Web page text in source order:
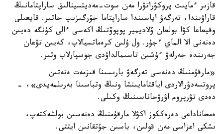
قازىر ءمايىت پروكۋراتۋرا مەن سوت-مەديتسينالىق ساراپتامانىڭ
قاراۋىندا، تەرگەۋ اياسىندا ساراپتاما جۇرگىزىپ جاتىر. قايعىلى
وقيعاعا كۋا بولعان ۆلاديمير پوپوۆتىڭ اكەسى ءالى كۇنگە دەيىن
دەنەنى الا الماي ءجۇر. ول ۇلىن كرەماتسيالاپ، كەيىن تۋعان
جەرىندە جەرلەۋ ءۇشىن تاسىمالداۋدى جوسپارلاپ وتىر.
«مارقۇمنىڭ دەنەسى تەرگەۋ بارىسىنا قىزمەت ەتەتىن
پروتسەدۋرالاردى اياقتامايىنشا ونىڭ وتباسىنا بەرىلمەيدى»، -
دەدى تۋرپروم اۋرۋحاناسىنىڭ وكىلى.
ەمحاناداعى دەرەككوز اكۋلا مارقۇمنىڭ دەنەسىن بولشەكتەپ،
ىشكى اعزاسى مەن قولىن، باسىن جۇتقانىن ايتتى.